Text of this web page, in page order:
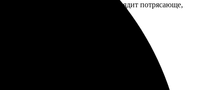
оформление. Холст выглядит потрясающе,
друзьям!